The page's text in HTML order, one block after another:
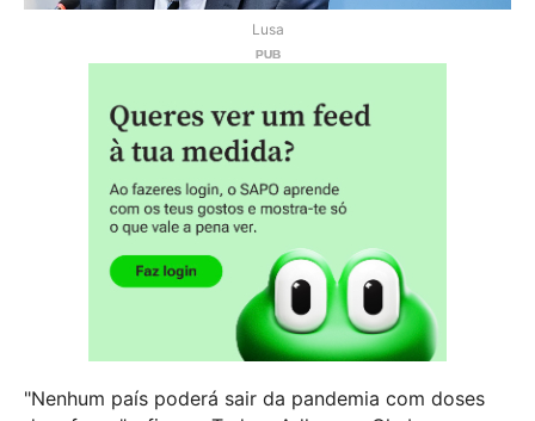
Lusa
"Nenhum país poderá sair da pandemia com doses